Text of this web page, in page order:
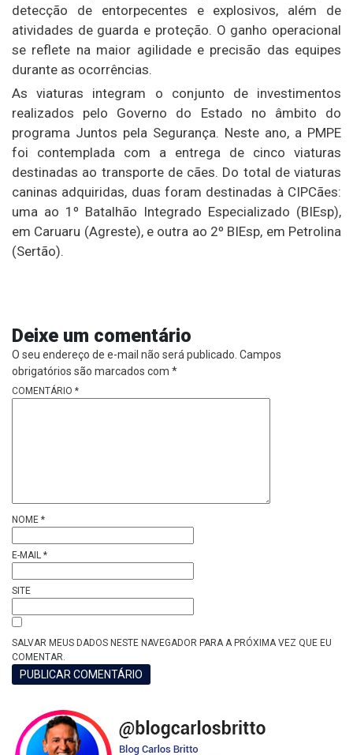
detecção de entorpecentes e explosivos, além de
atividades de guarda e proteção. O ganho operacional
se reflete na maior agilidade e precisão das equipes
durante as ocorrências.
As viaturas integram o conjunto de investimentos
realizados pelo Governo do Estado no âmbito do
programa Juntos pela Segurança. Neste ano, a PMPE
foi contemplada com a entrega de cinco viaturas
destinadas ao transporte de cães. Do total de viaturas
caninas adquiridas, duas foram destinadas à CIPCães:
uma ao 1º Batalhão Integrado Especializado (BIEsp),
em Caruaru (Agreste), e outra ao 2º BIEsp, em Petrolina
(Sertão).
Deixe um comentário
O seu endereço de e-mail não será publicado. Campos
obrigatórios são marcados com *
COMENTÁRIO *
NOME *
E-MAIL *
SITE
SALVAR MEUS DADOS NESTE NAVEGADOR PARA A PRÓXIMA VEZ QUE EU
COMENTAR.